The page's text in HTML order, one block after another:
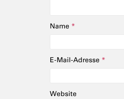
Name *
E-Mail-Adresse *
Website